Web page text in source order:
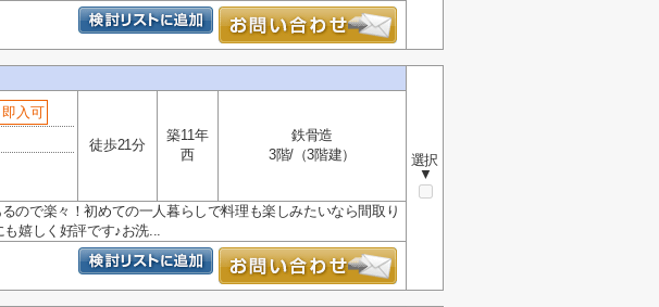
選択
▼
即入可
徒歩21分
築11年
西
鉄骨造
3階/（3階建）
ので楽々！初めての一人暮らしで料理も楽しみたいなら間取り
嬉しく好評です♪お洗...